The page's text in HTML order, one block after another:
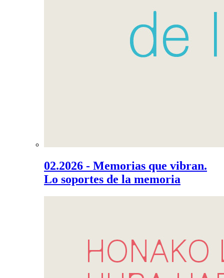
02.2026 - Memorias que vibran.
Lo soportes de la memoria